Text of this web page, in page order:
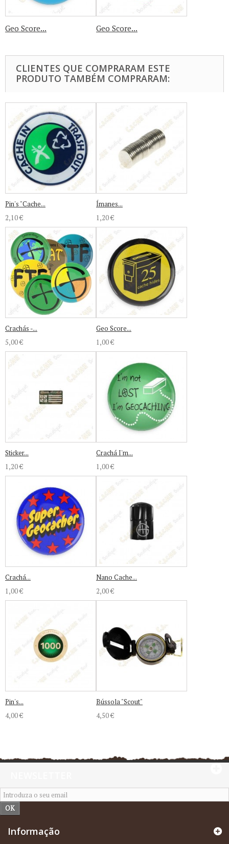
Geo Score... Geo Score...
CLIENTES QUE COMPRARAM ESTE
PRODUTO TAMBÉM COMPRARAM:
Pin's "Cache...
2,10 €
Ímanes...
1,20 €
Crachás -...
5,00 €
Geo Score...
1,00 €
Sticker...
1,20 €
Crachá I'm...
1,00 €
Crachá...
1,00 €
Nano Cache...
2,00 €
Pin's...
4,00 €
Bússola "Scout"
4,50 €
OK
Informação